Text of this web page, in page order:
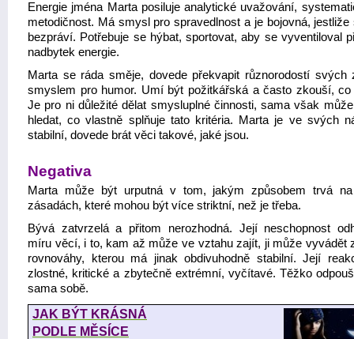
Energie jména Marta posiluje analytické uvažování,
metodičnost. Má smysl pro spravedlnost a je bojovná, jestliže
bezpráví. Potřebuje se hýbat, sportovat, aby se vyventiloval
nadbytek energie.
Marta se ráda směje, dovede překvapit různorodostí svých
smyslem pro humor. Umí být požitkářská a často zkouší,
Je pro ni důležité dělat smysluplné činnosti, sama však
hledat, co vlastně splňuje tato kritéria. Marta je ve svých
stabilní, dovede brát věci takové, jaké jsou.
Negativa
Marta může být urputná v tom, jakým způsobem trvá
zásadách, které mohou být více striktní, než je třeba.
Bývá zatvrzelá a přitom nerozhodná. Její neschopnost
míru věcí, i to, kam až může ve vztahu zajít, ji může vyvádět
rovnováhy, kterou má jinak obdivuhodně stabilní. Její
zlostné, kritické a zbytečně extrémní, vyčítavé. Těžko
sama sobě.
JAK BÝT KRÁSNÁ
PODLE MĚSÍCE